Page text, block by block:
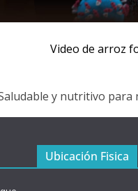
Video de arroz
y nutritivo para
Ubicación Fisica